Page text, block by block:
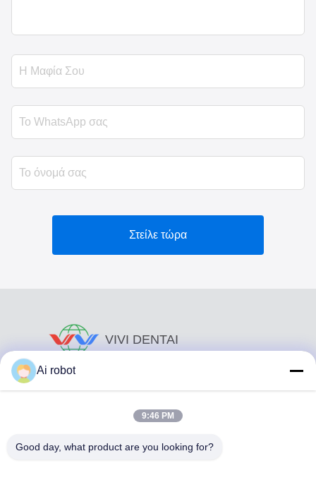
Στείλε τώρα
VIVI DENTAI
Ai robot
9:46 PM
Good day, what product are you looking for?